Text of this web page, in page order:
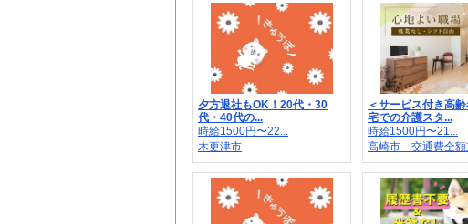
夕方退社もOK！20代・30
代・40代の...
時給1500円〜22...
木更津市
＜サービス付き高
宅での介護スタ...
時給1500円〜21...
高崎市 交通費全額